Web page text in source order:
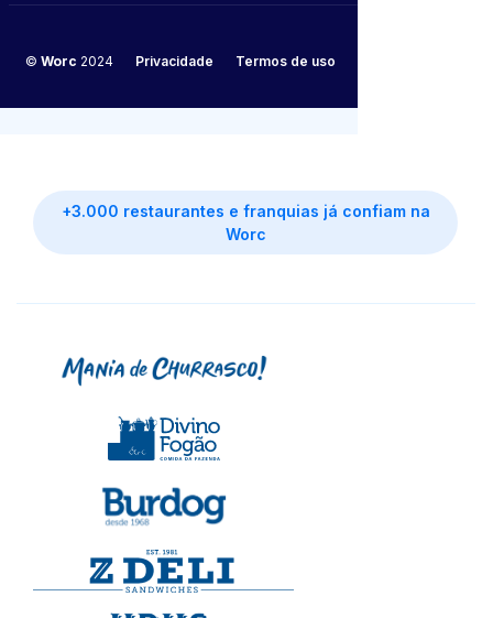
+3.000 restaurantes e franquias já confiam na
Worc
© Worc 2024 Privacidade Termos de uso